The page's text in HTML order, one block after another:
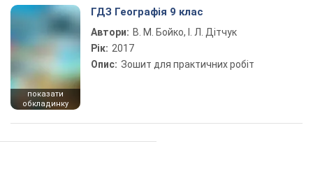
показати
обкладинку
ГДЗ Географія 9 клас
Автори: В. М. Бойко, І. Л. Дітчук
Рік: 2017
Опис: Зошит для практичних робіт